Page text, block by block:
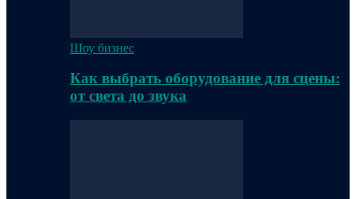
Шоу бизнес
Как выбрать оборудование для сцены:
от света до звука